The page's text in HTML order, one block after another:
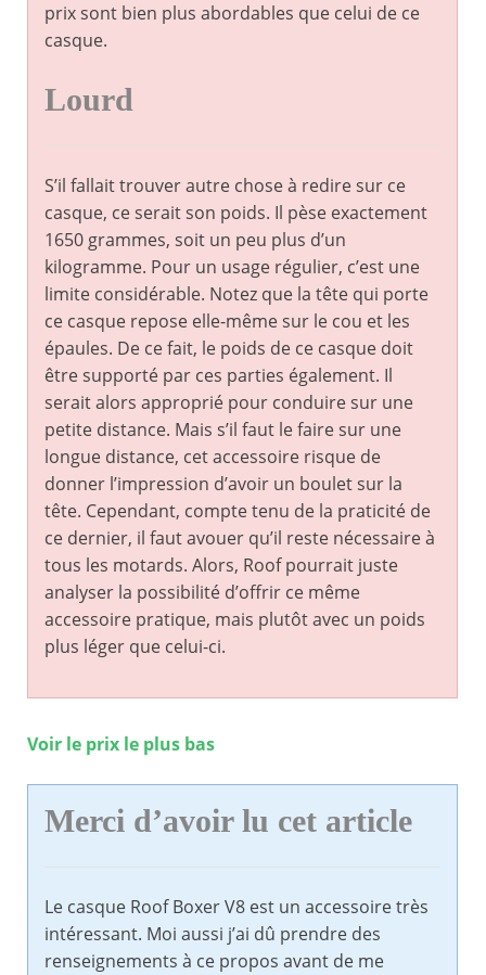
prix sont bien plus abordables que celui de ce
casque.
Lourd
S’il fallait trouver autre chose à redire sur ce
casque, ce serait son poids. Il pèse exactement
1650 grammes, soit un peu plus d’un
kilogramme. Pour un usage régulier, c’est une
limite considérable. Notez que la tête qui porte
ce casque repose elle-même sur le cou et les
épaules. De ce fait, le poids de ce casque doit
être supporté par ces parties également. Il
serait alors approprié pour conduire sur une
petite distance. Mais s’il faut le faire sur une
longue distance, cet accessoire risque de
donner l’impression d’avoir un boulet sur la
tête. Cependant, compte tenu de la praticité de
ce dernier, il faut avouer qu’il reste nécessaire à
tous les motards. Alors, Roof pourrait juste
analyser la possibilité d’offrir ce même
accessoire pratique, mais plutôt avec un poids
plus léger que celui-ci.
Voir le prix le plus bas
Merci d’avoir lu cet article
Le casque Roof Boxer V8 est un accessoire très
intéressant. Moi aussi j’ai dû prendre des
renseignements à ce propos avant de me